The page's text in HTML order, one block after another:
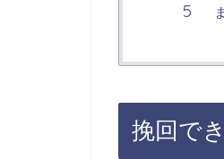
挽回で